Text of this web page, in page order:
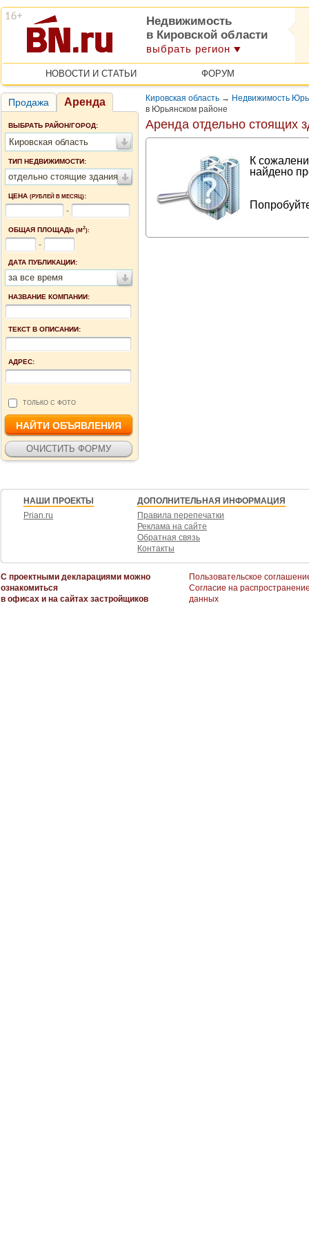
Недвижимость
в Кировской области
выбрать регион
НОВОСТИ И СТАТЬИ ФОРУМ
Продажа Аренда
ВЫБРАТЬ РАЙОН/ГОРОД:
Кировская область
ТИП НЕДВИЖИМОСТИ:
отдельно стоящие здания
ЦЕНА (РУБЛЕЙ В МЕСЯЦ):
-
ОБЩАЯ ПЛОЩАДЬ (М2):
-
ДАТА ПУБЛИКАЦИИ:
за все время
НАЗВАНИЕ КОМПАНИИ:
ТЕКСТ В ОПИСАНИИ:
АДРЕС:
ТОЛЬКО С ФОТО
Кировская область → Недвижимость
в Юрьянском районе
Аренда отдельно стоящих
К
найдено
НАШИ ПРОЕКТЫ
Prian.ru
ДОПОЛНИТЕЛЬНАЯ ИНФОРМАЦИЯ
Правила перепечатки
Реклама на сайте
Обратная связь
Контакты
С проектными декларациями можно
ознакомиться
в офисах и на сайтах застройщиков
Пользовательское
Согласие на
данных